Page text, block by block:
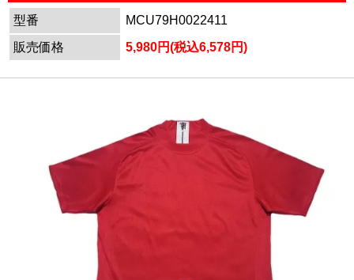
型番
MCU79H0022411
販売価格
5,980円(税込6,578円)